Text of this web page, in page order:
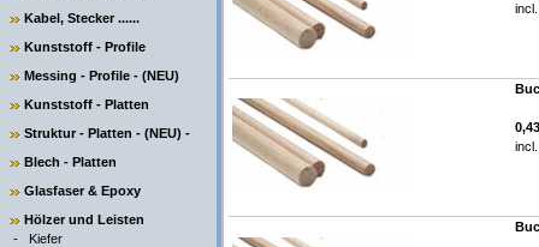
Kabel, Stecker ......
Kunststoff - Profile
Messing - Profile - (NEU)
Kunststoff - Platten
Struktur - Platten - (NEU) -
Blech - Platten
Glasfaser & Epoxy
Hölzer und Leisten
- Kiefer